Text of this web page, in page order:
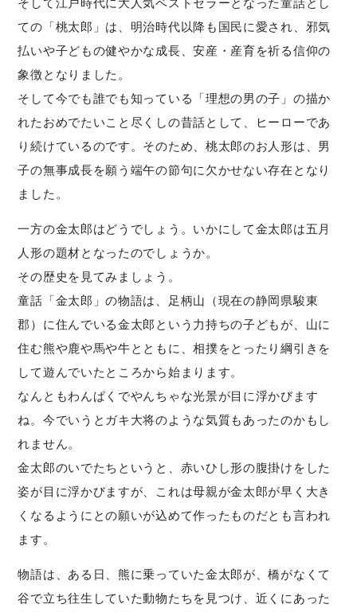
そして江戸時代に大人気ベストセラーとなった童話とし
ての「桃太郎」は、明治時代以降も国民に愛され、邪気
払いや子どもの健やかな成長、安産・産育を祈る信仰の
象徴となりました。
そして今でも誰でも知っている「理想の男の子」の描か
れたおめでたいこと尽くしの昔話として、ヒーローであ
り続けているのです。そのため、桃太郎のお人形は、男
子の無事成長を願う端午の節句に欠かせない存在となり
ました。
一方の金太郎はどうでしょう。いかにして金太郎は五月
人形の題材となったのでしょうか。
その歴史を見てみましょう。
童話「金太郎」の物語は、足柄山（現在の静岡県駿東
郡）に住んでいる金太郎という力持ちの子どもが、山に
住む熊や鹿や馬や牛とともに、相撲をとったり綱引きを
して遊んでいたところから始まります。
なんともわんぱくでやんちゃな光景が目に浮かびます
ね。今でいうとガキ大将のような気質もあったのかもし
れません。
金太郎のいでたちというと、赤いひし形の腹掛けをした
姿が目に浮かびますが、これは母親が金太郎が早く大き
くなるようにとの願いが込めて作ったものだとも言われ
ます。
物語は、ある日、熊に乗っていた金太郎が、橋がなくて
谷で立ち往生していた動物たちを見つけ、近くにあった